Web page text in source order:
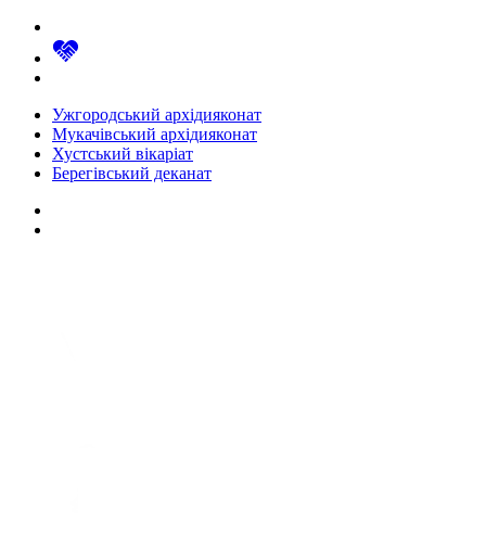
Ужгородський архідияконат
Мукачівський архідияконат
Хустський вікаріат
Берегівський деканат